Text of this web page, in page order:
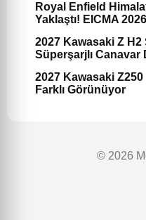
Royal Enfield
Yaklaştı! EICMA
2027 Kawasaki Z H2
Süperşarjlı Canavar
2027 Kawasaki
Farklı Görünüyor
© 2026